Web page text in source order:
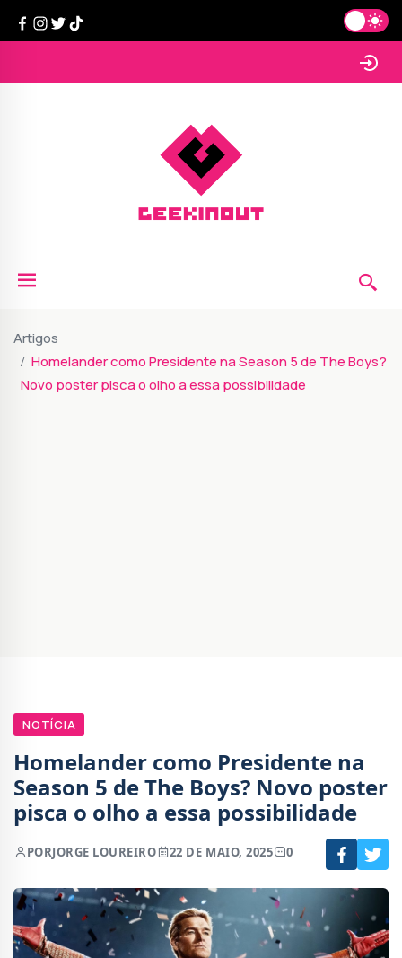
Artigos
Homelander como Presidente na Season 5 de The Boys?
Novo poster pisca o olho a essa possibilidade
NOTÍCIA
Homelander como Presidente na
Season 5 de The Boys? Novo poster
pisca o olho a essa possibilidade
PORJORGE LOUREIRO 22 DE MAIO, 2025 0